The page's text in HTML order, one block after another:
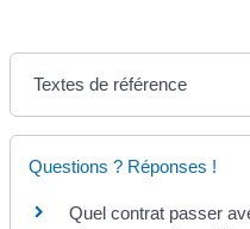
Textes de référence
Questions ? Réponses !
Quel contrat passer